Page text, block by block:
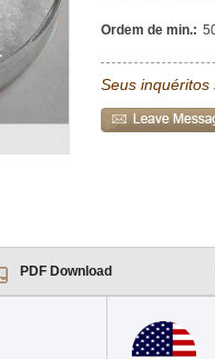
Ordem de min.:
Seus inquéritos
PDF Download